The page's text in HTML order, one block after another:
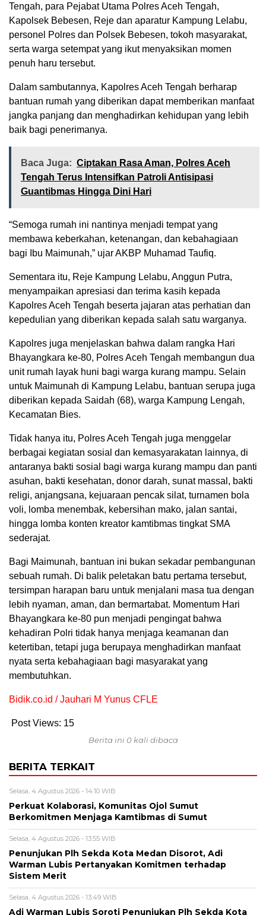
Tengah, para Pejabat Utama Polres Aceh Tengah,
Kapolsek Bebesen, Reje dan aparatur Kampung Lelabu,
personel Polres dan Polsek Bebesen, tokoh masyarakat,
serta warga setempat yang ikut menyaksikan momen
penuh haru tersebut.
Dalam sambutannya, Kapolres Aceh Tengah berharap
bantuan rumah yang diberikan dapat memberikan manfaat
jangka panjang dan menghadirkan kehidupan yang lebih
baik bagi penerimanya.
Baca Juga: Ciptakan Rasa Aman, Polres Aceh
Tengah Terus Intensifkan Patroli Antisipasi
Guantibmas Hingga Dini Hari
“Semoga rumah ini nantinya menjadi tempat yang
membawa keberkahan, ketenangan, dan kebahagiaan
bagi Ibu Maimunah,” ujar AKBP Muhamad Taufiq.
Sementara itu, Reje Kampung Lelabu, Anggun Putra,
menyampaikan apresiasi dan terima kasih kepada
Kapolres Aceh Tengah beserta jajaran atas perhatian dan
kepedulian yang diberikan kepada salah satu warganya.
Kapolres juga menjelaskan bahwa dalam rangka Hari
Bhayangkara ke-80, Polres Aceh Tengah membangun dua
unit rumah layak huni bagi warga kurang mampu. Selain
untuk Maimunah di Kampung Lelabu, bantuan serupa juga
diberikan kepada Saidah (68), warga Kampung Lengah,
Kecamatan Bies.
Tidak hanya itu, Polres Aceh Tengah juga menggelar
berbagai kegiatan sosial dan kemasyarakatan lainnya, di
antaranya bakti sosial bagi warga kurang mampu dan panti
asuhan, bakti kesehatan, donor darah, sunat massal, bakti
religi, anjangsana, kejuaraan pencak silat, turnamen bola
voli, lomba menembak, kebersihan mako, jalan santai,
hingga lomba konten kreator kamtibmas tingkat SMA
sederajat.
Bagi Maimunah, bantuan ini bukan sekadar pembangunan
sebuah rumah. Di balik peletakan batu pertama tersebut,
tersimpan harapan baru untuk menjalani masa tua dengan
lebih nyaman, aman, dan bermartabat. Momentum Hari
Bhayangkara ke-80 pun menjadi pengingat bahwa
kehadiran Polri tidak hanya menjaga keamanan dan
ketertiban, tetapi juga berupaya menghadirkan manfaat
nyata serta kebahagiaan bagi masyarakat yang
membutuhkan.
Bidik.co.id / Jauhari M Yunus CFLE
Post Views: 15
Berita ini 0 kali dibaca
BERITA TERKAIT
Selasa, 4 Agustus 2026 - 14:10 WIB
Perkuat Kolaborasi, Komunitas Ojol Sumut
Berkomitmen Menjaga Kamtibmas di Sumut
Selasa, 4 Agustus 2026 - 13:55 WIB
Penunjukan Plh Sekda Kota Medan Disorot, Adi
Warman Lubis Pertanyakan Komitmen terhadap
Sistem Merit
Selasa, 4 Agustus 2026 - 13:49 WIB
Adi Warman Lubis Soroti Penunjukan Plh Sekda Kota